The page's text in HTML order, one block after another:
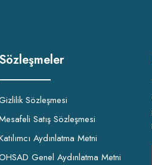
Sözleşmeler
Sözleşmesi
Satış Sözleşmesi
Aydınlatma Metni
Genel Aydınlatma Metni